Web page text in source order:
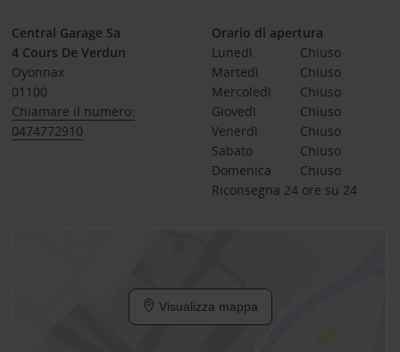
Central Garage Sa
4 Cours De Verdun
Oyonnax
01100
Chiamare il numero:
0474772910
Orario di apertura
Lunedì
Chiuso
Martedì
Chiuso
Mercoledì
Chiuso
Giovedì
Chiuso
Venerdì
Chiuso
Sabato
Chiuso
Domenica
Chiuso
Riconsegna 24 ore su 24
Visualizza mappa